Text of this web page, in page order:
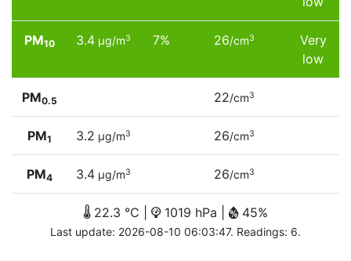
PM10 3.4 µg/m3 7% 26/cm3
Very
low
PM0.5 22/cm3
PM1 3.2 µg/m3 26/cm3
PM4 3.4 µg/m3 26/cm3
22.3 °C | 1019 hPa | 45%
Last update: 2026-08-10 06:03:47. Readings: 6.